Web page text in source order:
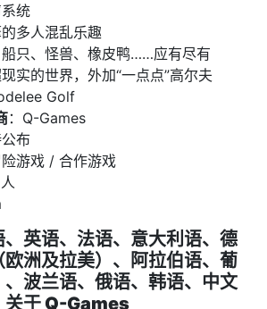
统
多人混乱乐趣
只、怪兽、橡皮鸭……应有尽有
实的世界，外加“一点点”高尔夫
Golf
：Q-Games
布
险游戏 / 合作游戏
、英语、法语、意大利语、德
洲及拉美）、阿拉伯语、葡
波兰语、俄语、韩语、中文
关于 Q-Games